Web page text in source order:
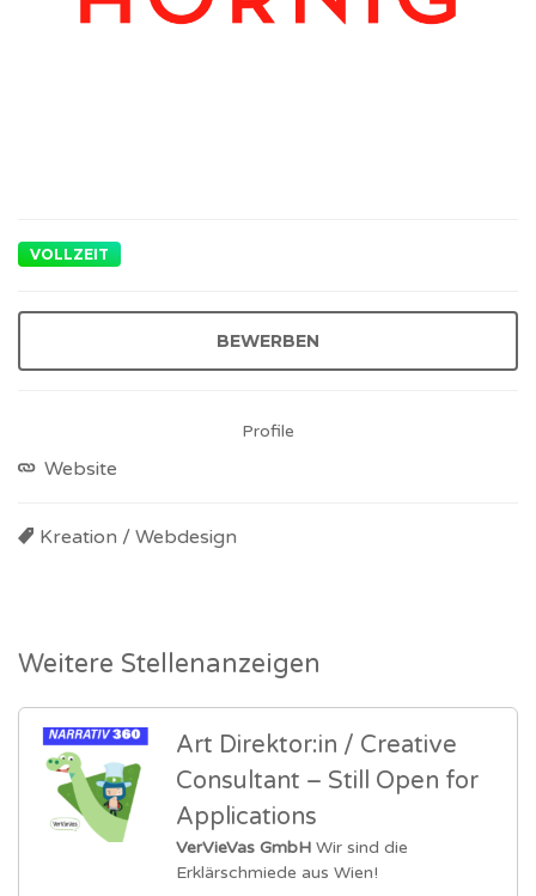
VOLLZEIT
Profile
Website
Kreation / Webdesign
Weitere Stellenanzeigen
Art Direktor:in / Creative
Consultant – Still Open for
Applications
VerVieVas GmbH Wir sind die
Erklärschmiede aus Wien!